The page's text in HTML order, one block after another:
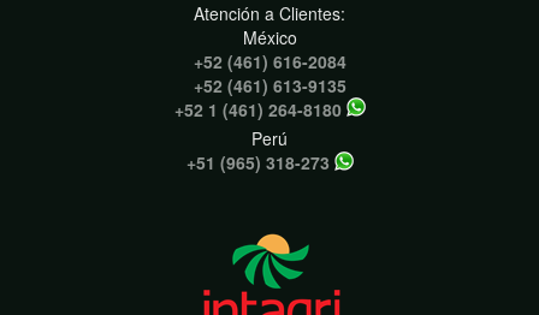
Atención a Clientes:
México
+52 (461) 616-2084
+52 (461) 613-9135
+52 1 (461) 264-8180
Perú
+51 (965) 318-273